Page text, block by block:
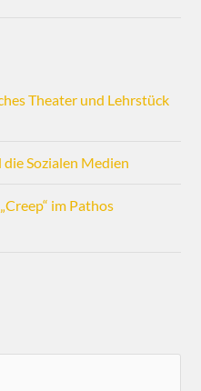
Theater und Lehrstück
Sozialen Medien
im Pathos